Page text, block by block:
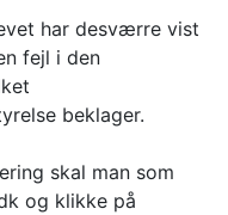
har desværre vist
fejl i den
beklager.
skal man som
og klikke på